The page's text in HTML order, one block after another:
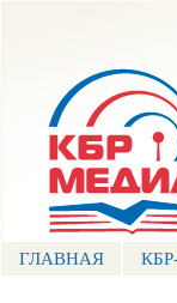
ГЛАВНАЯ